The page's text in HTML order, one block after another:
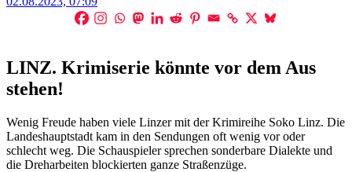
LINZ. Krimiserie könnte vor dem Aus
stehen!
Wenig Freude haben viele Linzer mit der Krimireihe Soko Linz. Die
Landeshauptstadt kam in den Sendungen oft wenig vor oder
schlecht weg. Die Schauspieler sprechen sonderbare Dialekte und
die Dreharbeiten blockierten ganze Straßenzüge.